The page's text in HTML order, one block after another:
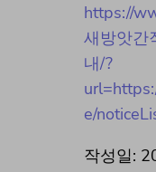
https://
새방앗간
내/?
e/
작성일: